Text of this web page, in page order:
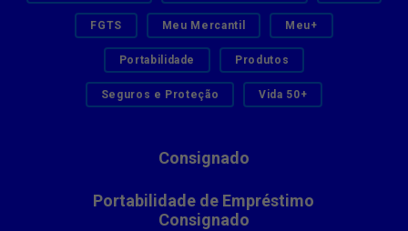
Consignado
Portabilidade de Empréstimo
Consignado
FGTS Meu Mercantil Meu+
Portabilidade Produtos
Seguros e Proteção Vida 50+